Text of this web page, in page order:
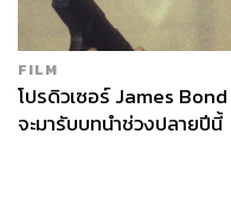
FILM
โปรดิวเซอร์ James
จะมารับบทนำช่วงปลายปีนี้